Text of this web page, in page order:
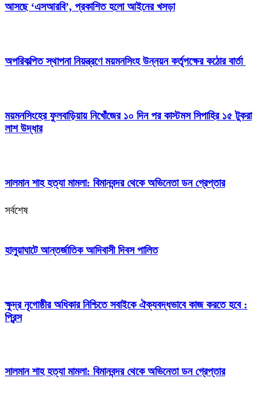
আসছে ‘এসআরবি’, প্রকাশিত হলো আইনের খসড়া
অপরিকল্পিত স্থাপনা নিয়ন্ত্রণে ময়মনসিংহ উন্নয়ন কর্তৃপক্ষের কঠোর বার্তা
ময়মনসিংহের ফুলবাড়িয়ায় নিখোঁজের ১০ দিন পর কাস্টমস সিপাহির ১৫ টুকরা
লাশ উদ্ধার
সালমান শাহ হত্যা মামলা: বিমানবন্দর থেকে অভিনেতা ডন গ্রেপ্তার
সর্বশেষ
হালুয়াঘাটে আন্তর্জাতিক আদিবাসী দিবস পালিত
ক্ষুদ্র নৃগোষ্ঠীর অধিকার নিশ্চিতে সবাইকে ঐক্যবদ্ধভাবে কাজ করতে হবে :
প্রিন্স
সালমান শাহ হত্যা মামলা: বিমানবন্দর থেকে অভিনেতা ডন গ্রেপ্তার